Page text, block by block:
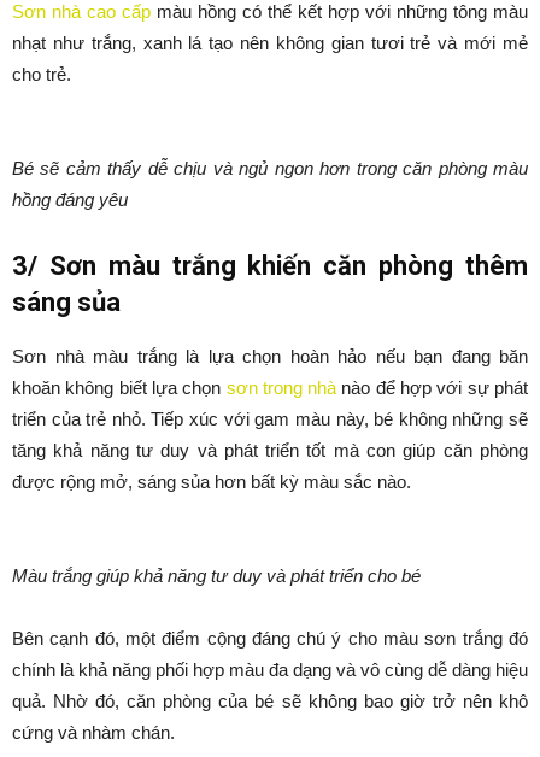
Sơn nhà cao cấp màu hồng có thể kết hợp với những tông màu
nhạt như trắng, xanh lá tạo nên không gian tươi trẻ và mới mẻ
cho trẻ.
Bé sẽ cảm thấy dễ chịu và ngủ ngon hơn trong căn phòng màu
hồng đáng yêu
3/ Sơn màu trắng khiến căn phòng thêm
sáng sủa
Sơn nhà màu trắng là lựa chọn hoàn hảo nếu bạn đang băn
khoăn không biết lựa chọn sơn trong nhà nào để hợp với sự phát
triển của trẻ nhỏ. Tiếp xúc với gam màu này, bé không những sẽ
tăng khả năng tư duy và phát triển tốt mà con giúp căn phòng
được rộng mở, sáng sủa hơn bất kỳ màu sắc nào.
Màu trắng giúp khả năng tư duy và phát triển cho bé
Bên cạnh đó, một điểm cộng đáng chú ý cho màu sơn trắng đó
chính là khả năng phối hợp màu đa dạng và vô cùng dễ dàng hiệu
quả. Nhờ đó, căn phòng của bé sẽ không bao giờ trở nên khô
cứng và nhàm chán.